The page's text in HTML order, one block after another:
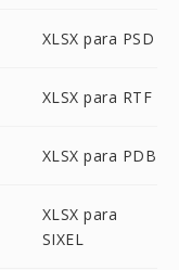
XLSX para PSD
XLSX para RTF
XLSX para PDB
XLSX para
SIXEL